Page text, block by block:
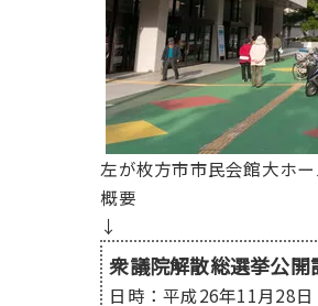
左が枚方市市民会館大ホ
概要
↓
衆議院解散総選挙公開
日時：平成26年11月28